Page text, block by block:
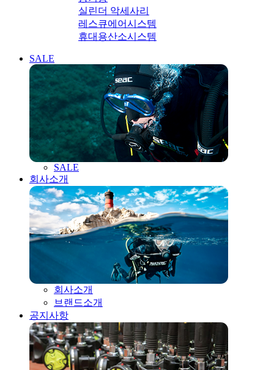
실린더 악세사리
레스큐에어시스템
휴대용산소시스템
SALE
SALE
회사소개
회사소개
브랜드소개
공지사항